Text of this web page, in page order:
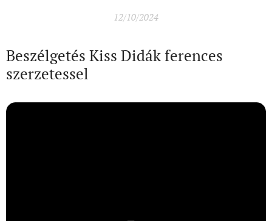
12/10/2024
Beszélgetés Kiss Didák ferences
szerzetessel